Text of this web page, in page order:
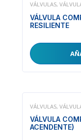
VÁLVULAS,
VÁLVULA
RESILIENTE
VÁLVULAS,
VÁLVULA
ACENDENTE)